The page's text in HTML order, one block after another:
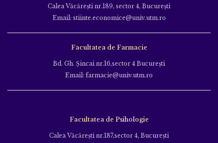
Calea Văcăreşti nr.189, sector 4, Bucureşti
Email: stiinte.economice@univ.utm.ro
Facultatea de Farmacie
Bd. Gh. Şincai nr.16,sector 4 Bucureşti
Email: farmacie@univ.utm.ro
Facultatea de Psihologie
Calea Văcăreşti nr.187,sector 4, Bucureşti